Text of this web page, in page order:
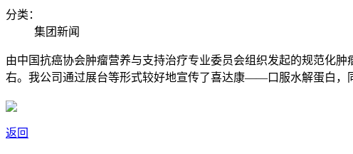
分类：
集团新闻
由中国抗癌协会肿瘤营养与支持治疗专业委员会组织发起的规范化
右。我公司通过展台等形式较好地宣传了喜达康——口服水解蛋白，
返回